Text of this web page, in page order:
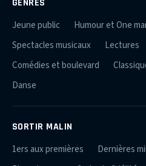
GENRES
Jeune public
Humour et One
Spectacles musicaux
Lectures
Comédies et boulevard
Danse
SORTIR MALIN
1ers aux premières Dernières